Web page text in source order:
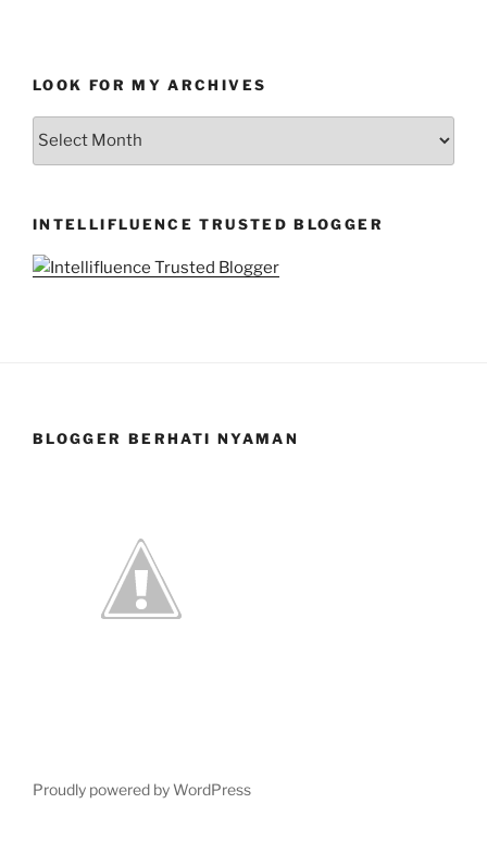
LOOK FOR MY ARCHIVES
LOOK
INTELLIFLUENCE TRUSTED BLOGGER
BLOGGER BERHATI NYAMAN
Proudly powered by WordPress